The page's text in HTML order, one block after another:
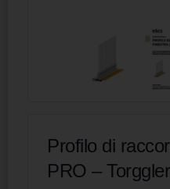
Profilo di
PRO – Torggler